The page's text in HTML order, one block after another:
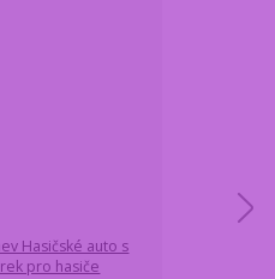
Hasičské auto s
pro hasiče